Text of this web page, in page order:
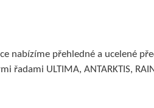
nabízíme přehledné a ucelené
ULTIMA, ANTARKTIS,